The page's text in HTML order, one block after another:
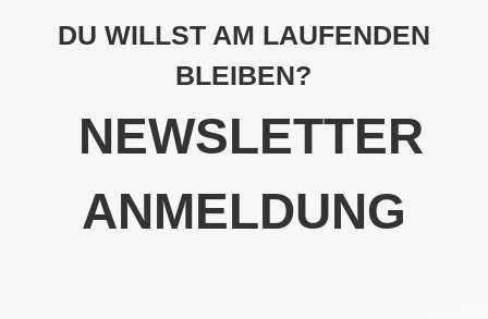
DU WILLST AM LAUFENDEN
BLEIBEN?
NEWSLETTER
ANMELDUNG